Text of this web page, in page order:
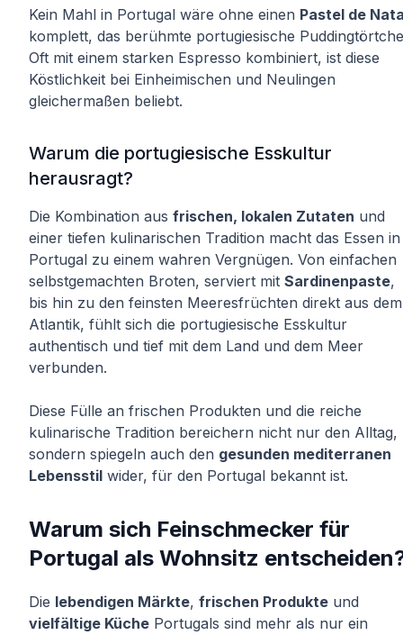
Kein Mahl in Portugal wäre ohne einen Pastel de
komplett, das berühmte portugiesische
Oft mit einem starken Espresso kombiniert, ist diese
Köstlichkeit bei Einheimischen und Neulingen
gleichermaßen beliebt.
Warum die portugiesische Esskultur
herausragt?
Die Kombination aus frischen, lokalen Zutaten und
einer tiefen kulinarischen Tradition macht das Essen in
Portugal zu einem wahren Vergnügen. Von einfachen
selbstgemachten Broten, serviert mit Sardinenpaste,
bis hin zu den feinsten Meeresfrüchten direkt aus dem
Atlantik, fühlt sich die portugiesische Esskultur
authentisch und tief mit dem Land und dem Meer
verbunden.
Diese Fülle an frischen Produkten und die reiche
kulinarische Tradition bereichern nicht nur den Alltag,
sondern spiegeln auch den gesunden mediterranen
Lebensstil wider, für den Portugal bekannt ist.
Warum sich Feinschmecker für
Portugal als Wohnsitz
Die lebendigen Märkte, frischen Produkte und
vielfältige Küche Portugals sind mehr als nur ein